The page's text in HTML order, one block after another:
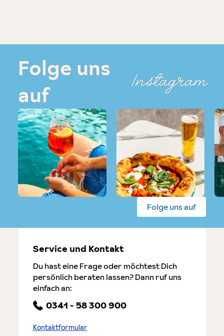
Folge uns
auf
Instagram
Folge uns auf
Service und Kontakt
Du hast eine Frage oder möchtest Dich
persönlich beraten lassen? Dann ruf uns
einfach an:
0341 - 58 300 900
Kontaktformular